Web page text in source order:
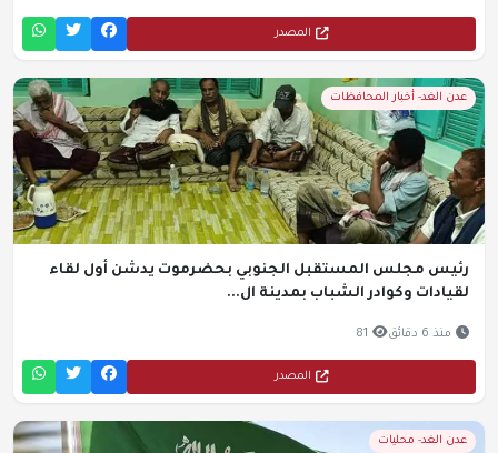
المصدر
عدن الغد- أخبار المحافظات
رئيس مجلس المستقبل الجنوبي بحضرموت يدشن أول لقاء
لقيادات وكوادر الشباب بمدينة ال...
منذ 6 دقائق 81
المصدر
عدن الغد- محليات